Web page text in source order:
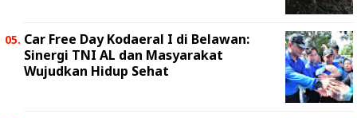
Car Free Day Kodaeral I di Belawan:
Sinergi TNI AL dan Masyarakat
Wujudkan Hidup Sehat